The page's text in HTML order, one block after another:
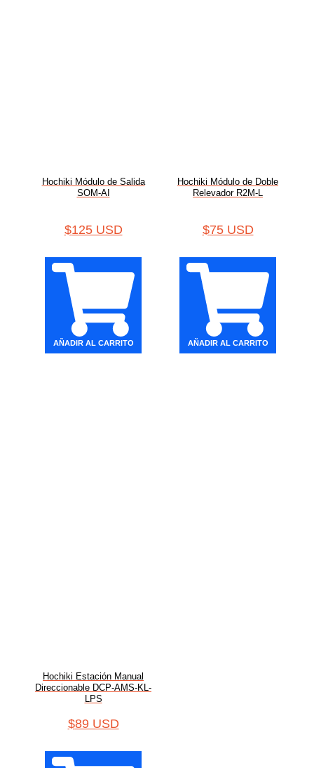
Hochiki Módulo de Salida
SOM-AI
$125 USD
AÑADIR AL CARRITO
Hochiki Módulo de Doble
Relevador R2M-L
$75 USD
AÑADIR AL CARRITO
Hochiki Estación Manual
Direccionable DCP-AMS-KL-
LPS
$89 USD